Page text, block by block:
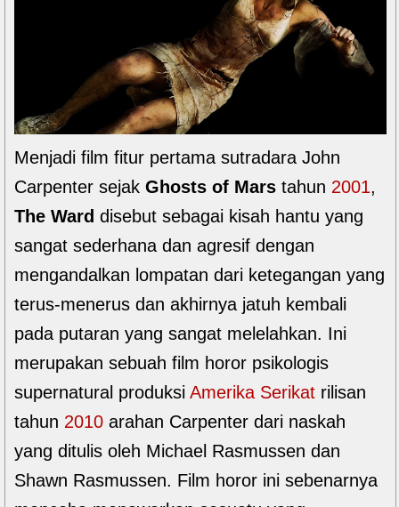
Menjadi film fitur pertama sutradara John
Carpenter sejak Ghosts of Mars tahun 2001,
The Ward disebut sebagai kisah hantu yang
sangat sederhana dan agresif dengan
mengandalkan lompatan dari ketegangan yang
terus-menerus dan akhirnya jatuh kembali
pada putaran yang sangat melelahkan. Ini
merupakan sebuah film horor psikologis
supernatural produksi Amerika Serikat rilisan
tahun 2010 arahan Carpenter dari naskah
yang ditulis oleh Michael Rasmussen dan
Shawn Rasmussen. Film horor ini sebenarnya